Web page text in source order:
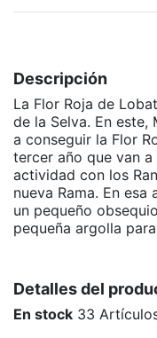
Descripción
La Flor Roja de
de la Selva. En
a conseguir la Flor
tercer año que van a
actividad con los
nueva Rama. En
un pequeño
pequeña argolla
Detalles del
En stock 33